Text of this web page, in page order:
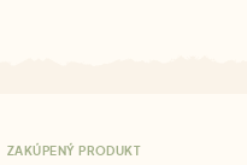
ZAKÚPENÝ PRODUKT